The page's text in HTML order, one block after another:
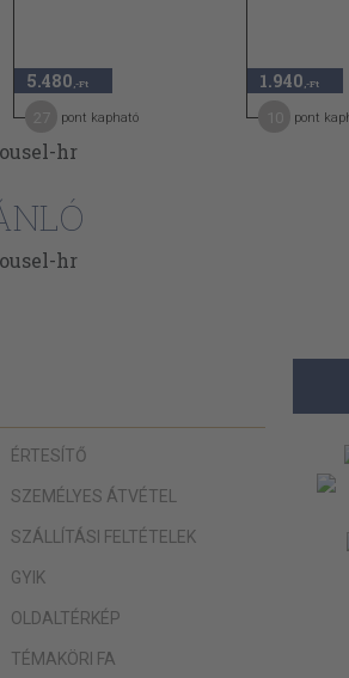
5.480 ,-Ft
pont kapható
1.940 ,-Ft
pont
ÉRTESÍTŐ
SZEMÉLYES ÁTVÉTEL
SZÁLLÍTÁSI FELTÉTELEK
GYIK
OLDALTÉRKÉP
TÉMAKÖRI FA